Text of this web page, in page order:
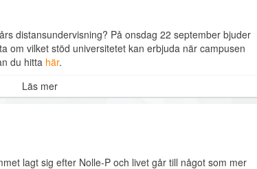
distansundervisning? På onsdag 22 september bjuder
om vilket stöd universitetet kan erbjuda när campusen
du hitta här.
Läs mer
lagt sig efter Nolle-P och livet går till något som mer